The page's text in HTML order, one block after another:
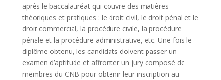
après le baccalauréat qui couvre des matières
théoriques et pratiques : le droit civil, le droit pénal et le
droit commercial, la procédure civile, la procédure
pénale et la procédure administrative, etc. Une fois le
diplôme obtenu, les candidats doivent passer un
examen d’aptitude et affronter un jury composé de
membres du CNB pour obtenir leur inscription au